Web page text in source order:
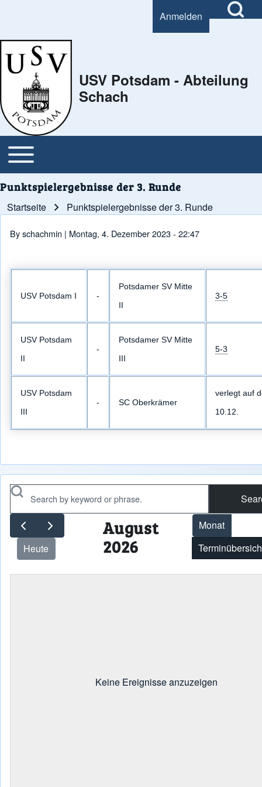
Close Search Block
Search
User account menu
Anmelden
USV Potsdam - Abteilung
Schach
Main navigation
Open or Close horizontal Main Menu
Punktspielergebnisse der 3. Runde
Pfadnavigation
Startseite Punktspielergebnisse der 3. Runde
Byschachmin | Montag, 4. Dezember 2023 - 22:47
USV Potsdam I -
Potsdamer SV Mitte
II
3-5
USV Potsdam
II
-
Potsdamer SV Mitte
III
5-3
USV Potsdam
III
- SC Oberkrämer
verlegt auf
10.12.
Search
Heute
August
2026
Monat
Keine Ereignisse anzuzeigen